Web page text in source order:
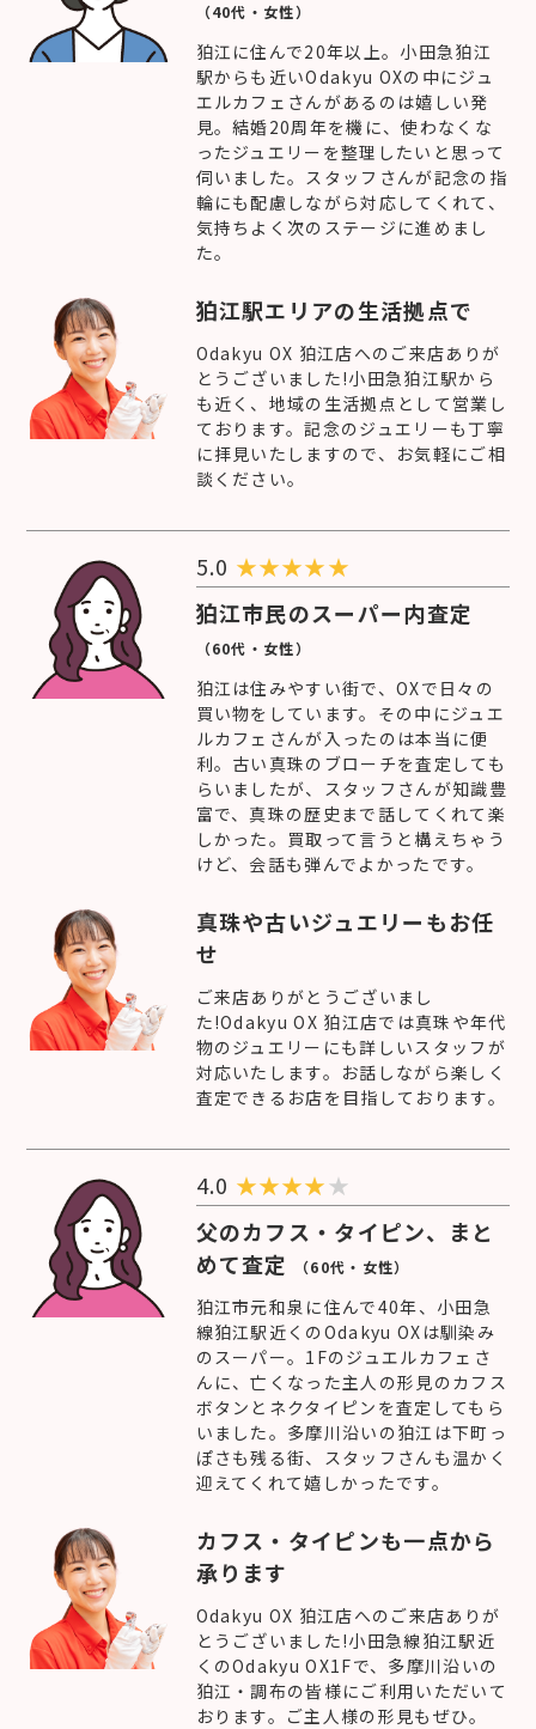
（40代・女性）
狛江に住んで20年以上。小田急狛江
駅からも近いOdakyu OXの中にジュ
エルカフェさんがあるのは嬉しい発
見。結婚20周年を機に、使わなくな
ったジュエリーを整理したいと思って
伺いました。スタッフさんが記念の指
輪にも配慮しながら対応してくれて、
気持ちよく次のステージに進めまし
た。
狛江駅エリアの生活拠点で
Odakyu OX 狛江店へのご来店ありが
とうございました!小田急狛江駅から
も近く、地域の生活拠点として営業し
ております。記念のジュエリーも丁寧
に拝見いたしますので、お気軽にご相
談ください。
5.0 ★★★★★
狛江市民のスーパー内査定
（60代・女性）
狛江は住みやすい街で、OXで日々の
買い物をしています。その中にジュエ
ルカフェさんが入ったのは本当に便
利。古い真珠のブローチを査定しても
らいましたが、スタッフさんが知識豊
富で、真珠の歴史まで話してくれて楽
しかった。買取って言うと構えちゃう
けど、会話も弾んでよかったです。
真珠や古いジュエリーもお任
せ
ご来店ありがとうございまし
た!Odakyu OX 狛江店では真珠や年代
物のジュエリーにも詳しいスタッフが
対応いたします。お話しながら楽しく
査定できるお店を目指しております。
4.0 ★★★★★
父のカフス・タイピン、まと
めて査定
（60代・女性）
狛江市元和泉に住んで40年、小田急
線狛江駅近くのOdakyu OXは馴染み
のスーパー。1Fのジュエルカフェさ
んに、亡くなった主人の形見のカフス
ボタンとネクタイピンを査定してもら
いました。多摩川沿いの狛江は下町っ
ぽさも残る街、スタッフさんも温かく
迎えてくれて嬉しかったです。
カフス・タイピンも一点から
承ります
Odakyu OX 狛江店へのご来店ありが
とうございました!小田急線狛江駅近
くのOdakyu OX1Fで、多摩川沿いの
狛江・調布の皆様にご利用いただいて
おります。ご主人様の形見もぜひ。